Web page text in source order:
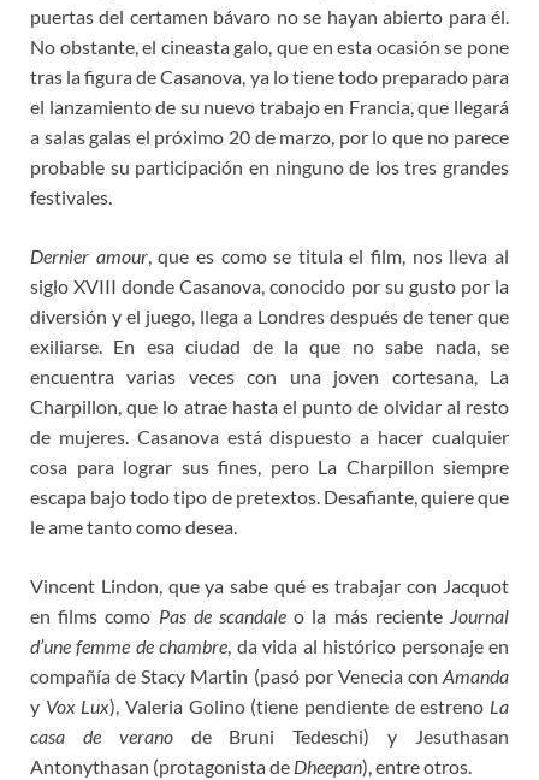
b
o
o
k
t
e
r
o
d
o
n
L
i
n
k
a
m
e
e
r
e
s
t
puertas del certamen bávaro no se hayan abierto para él.
No obstante, el cineasta galo, que en esta ocasión se pone
tras la figura de Casanova, ya lo tiene todo preparado para
el lanzamiento de su nuevo trabajo en Francia, que llegará
a salas galas el próximo 20 de marzo, por lo que no parece
probable su participación en ninguno de los tres grandes
festivales.
Dernier amour, que es como se titula el film, nos lleva al
siglo XVIII donde Casanova, conocido por su gusto por la
diversión y el juego, llega a Londres después de tener que
exiliarse. En esa ciudad de la que no sabe nada, se
encuentra varias veces con una joven cortesana, La
Charpillon, que lo atrae hasta el punto de olvidar al resto
de mujeres. Casanova está dispuesto a hacer cualquier
cosa para lograr sus fines, pero La Charpillon siempre
escapa bajo todo tipo de pretextos. Desafiante, quiere que
le ame tanto como desea.
Vincent Lindon, que ya sabe qué es trabajar con Jacquot
en films como Pas de scandale o la más reciente Journal
d’une femme de chambre, da vida al histórico personaje en
compañía de Stacy Martin (pasó por Venecia con Amanda
y Vox Lux), Valeria Golino (tiene pendiente de estreno La
casa de veranode Bruni Tedeschi) y Jesuthasan
Antonythasan (protagonista de Dheepan), entre otros.